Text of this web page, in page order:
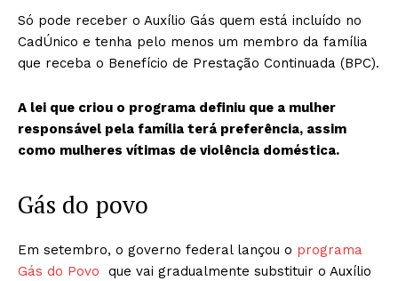
Só pode receber o Auxílio Gás quem está incluído no
CadÚnico e tenha pelo menos um membro da família
que receba o Benefício de Prestação Continuada (BPC).
A lei que criou o programa definiu que a mulher
responsável pela família terá preferência, assim
como mulheres vítimas de violência doméstica.
Gás do povo
Em setembro, o governo federal lançou o programa
Gás do Povo que vai gradualmente substituir o Auxílio